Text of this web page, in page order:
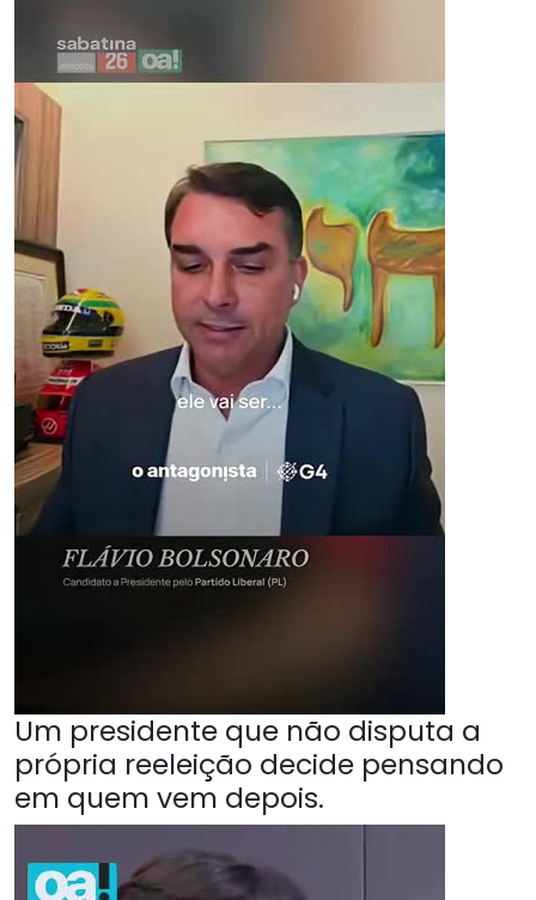
Um presidente que não disputa a
própria reeleição decide pensando
em quem vem depois.